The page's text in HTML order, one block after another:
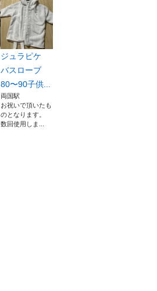
ジュラピケ
バスローブ
80〜90子供...
両国駅
お祝いで頂いたも
のとなります。
数回使用しま...